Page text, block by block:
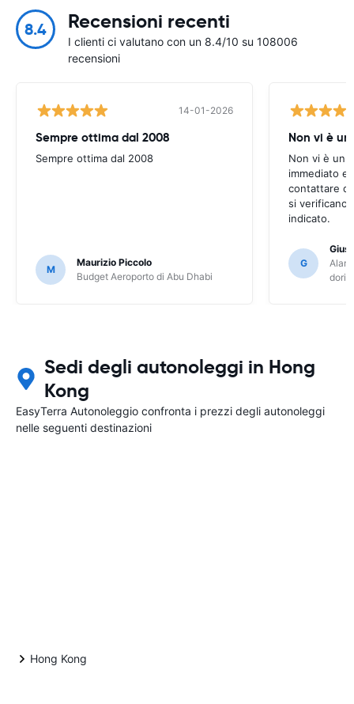
8.4 Recensioni recenti
I clienti ci valutano con un 8.4/10 su 108006
recensioni
14-01-2026
Sempre ottima dal 2008
Sempre ottima dal 2008
M
Maurizio Piccolo
Budget Aeroporto di Abu Dhabi
Non vi è
Non vi è un
immediato e
contattare
si verificano
indicato.
G
dori
Sedi degli autonoleggi in Hong
Kong
EasyTerra Autonoleggio confronta i prezzi degli autonoleggi
nelle seguenti destinazioni
Hong Kong